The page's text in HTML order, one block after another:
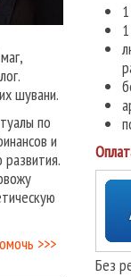
Без
шувани.
по
и
развития.
>>>